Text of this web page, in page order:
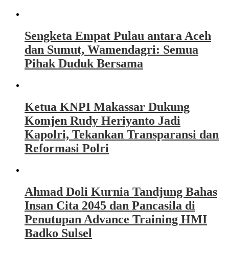
Sengketa Empat Pulau antara Aceh
dan Sumut, Wamendagri: Semua
Pihak Duduk Bersama
Ketua KNPI Makassar Dukung
Komjen Rudy Heriyanto Jadi
Kapolri, Tekankan Transparansi dan
Reformasi Polri
Ahmad Doli Kurnia Tandjung Bahas
Insan Cita 2045 dan Pancasila di
Penutupan Advance Training HMI
Badko Sulsel